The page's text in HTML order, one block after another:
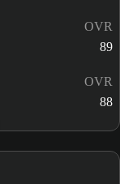
OVR
89
OVR
88